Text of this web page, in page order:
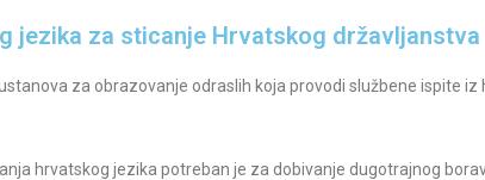
jezika za sticanje Hrvatskog državljanstva
za obrazovanje odraslih koja provodi službene ispite
hrvatskog jezika potreban je za dobivanje dugotrajnog